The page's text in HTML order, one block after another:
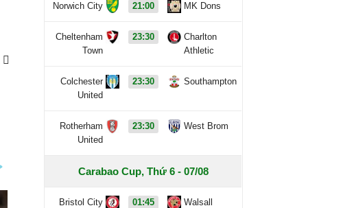
Norwich City 21:00 MK Dons
Cheltenham
Town
23:30
Charlton
Athletic
Colchester
United
23:30 Southampton
Rotherham
United
23:30 West Brom
Carabao Cup, Thứ 6 - 07/08
Bristol City 01:45 Walsall